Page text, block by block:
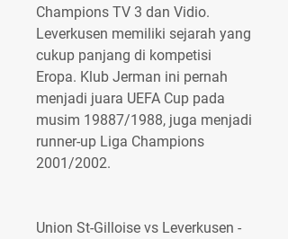
Champions TV 3 dan Vidio.
Leverkusen memiliki sejarah yang
cukup panjang di kompetisi
Eropa. Klub Jerman ini pernah
menjadi juara UEFA Cup pada
musim 19887/1988, juga menjadi
runner-up Liga Champions
2001/2002.
Union St-Gilloise vs Leverkusen -